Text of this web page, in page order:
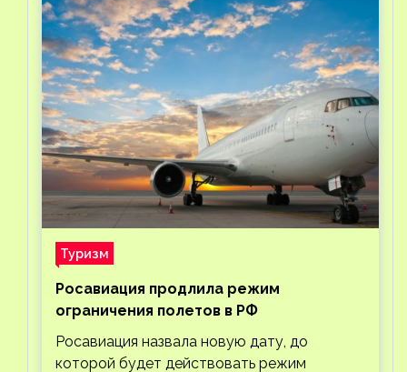
Туризм
Росавиация продлила режим
ограничения полетов в РФ
Росавиация назвала новую дату, до
которой будет действовать режим